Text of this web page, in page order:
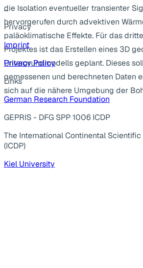
die Isolation eventueller transienter
hervorgerufen durch advektiven
paläoklimatische Effekte. Für das
Projektes ist das Erstellen eines 3D
Untergrundmodells geplant. Dieses
gemessenen und berechneten Daten
sich auf die nähere Umgebung der
...
Privacy
Imprint
Privacy Policy
Links
German Research Foundation
GEPRIS - DFG SPP 1006 ICDP
The International Continental
(ICDP)
Kiel University